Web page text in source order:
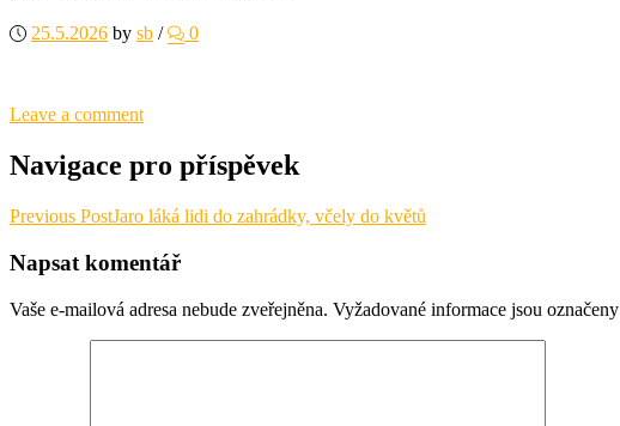
25.5.2026 by sb / 0
Leave a comment
Navigace pro příspěvek
Previous PostJaro láká lidi do zahrádky, včely do květů
Napsat komentář
Vaše e-mailová adresa nebude zveřejněna. Vyžadované informace jsou označeny